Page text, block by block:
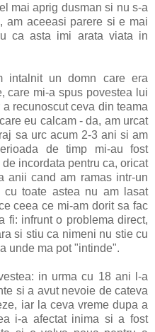
mai aprig dusman si nu s-a
am aceeasi parere si e mai
ca asta imi arata viata in
intalnit un domn care era
care mi-a spus povestea lui
recunoscut ceva din teama
eu calcam - da, am urcat
sa urc acum 2-3 ani si am
de timp mi-au fost
incordata pentru ca, oricat
anii cand am ramas intr-un
cu toate astea nu am lasat
ceea ce mi-am dorit sa fac
fi: infrunt o problema direct,
si stiu ca nimeni nu stie cu
unde ma pot "intinde".
in urma cu 18 ani l-a
si a avut nevoie de cateva
iar la ceva vreme dupa a
i-a afectat inima si a fost